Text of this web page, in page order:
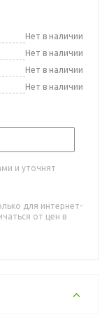
Нет в наличии
Нет в наличии
Нет в наличии
Нет в наличии
и уточнят
для интернет-
от цен в